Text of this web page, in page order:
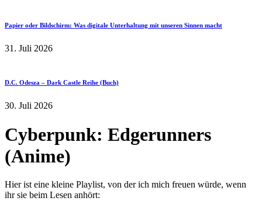
Papier oder Bildschirm: Was digitale Unterhaltung mit unseren Sinnen macht
31. Juli 2026
D.C. Odesza – Dark Castle Reihe (Buch)
30. Juli 2026
Cyberpunk: Edgerunners
(Anime)
Hier ist eine kleine Playlist, von der ich mich freuen würde, wenn
ihr sie beim Lesen anhört: